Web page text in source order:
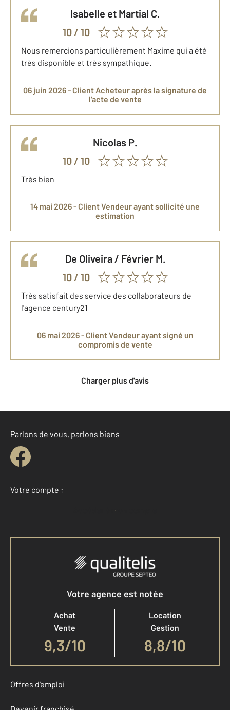
Isabelle et Martial C.
10/ 10
Nous remercions particulièrement Maxime qui a été
très disponible et très sympathique.
06 juin 2026 - Client Acheteuraprès la signature de
l'acte de vente
Nicolas P.
10/ 10
Très bien
14 mai 2026 - Client Vendeurayant sollicité une
estimation
De Oliveira / Février M.
10/ 10
Très satisfait des service des collaborateurs de
l'agence century21
06 mai 2026 - Client Vendeurayant signé un
compromis de vente
Charger plus d'avis
Parlons de vous, parlons biens
Votre compte :
Accéder à mon compte
Votre agence est notée
Achat
Vente
9,3/10
Location
Gestion
8,8/10
Offres d'emploi